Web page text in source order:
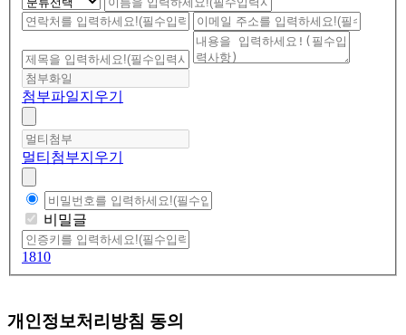
첨부파일지우기
멀티첨부지우기
비밀글
1810
개인정보처리방침 동의